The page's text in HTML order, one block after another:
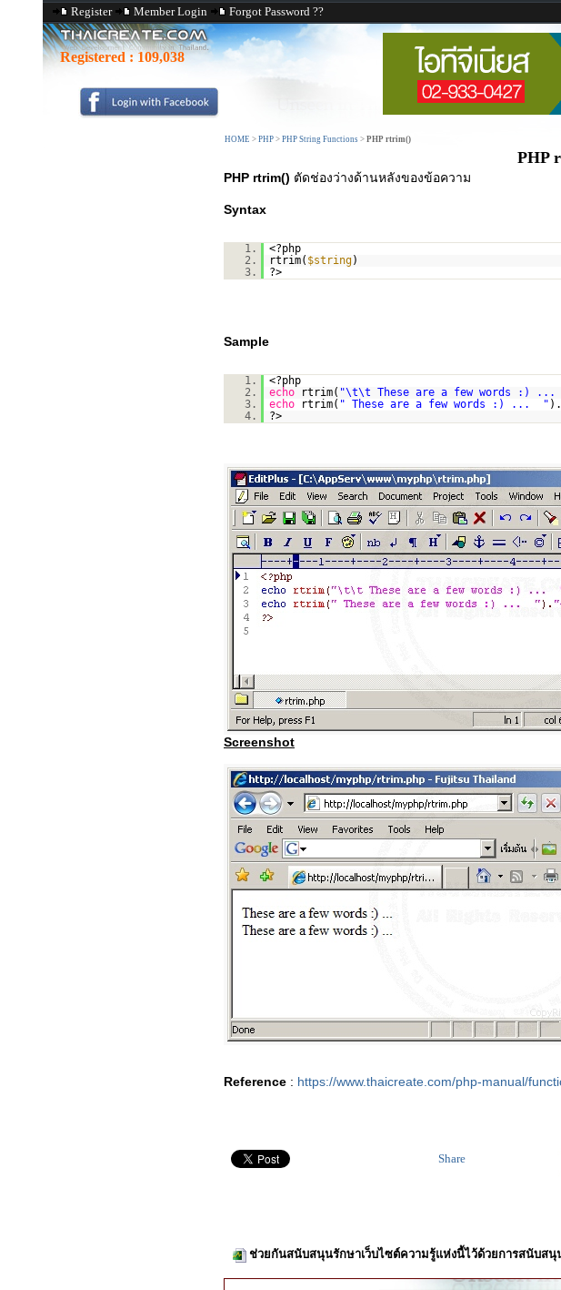
Register Member Login Forgot Password ??
Registered : 109,038
HOME > PHP > PHP String Functions > PHP rtrim()
PHP
PHP rtrim() ตัดช่องว่างด้านหลังของข้อความ
Syntax
1.
<?php
2.
rtrim( $string)
3.
?>
Sample
1.
<?php
2.
echo rtrim( "\t\t These are a few words :)
3.
echo rtrim( " These are a few words :) ... " ).
4.
?>
Screenshot
Reference : https://www.thaicreate.com/php-manual/
Share
ช่วยกันสนับสนุนรักษาเว็บไซต์ความรู้แห่งนี้ไว้ด้วยการสนับสนุ